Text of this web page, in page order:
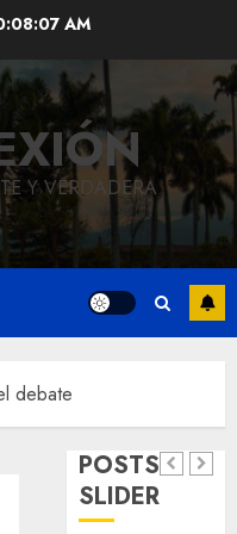
AM
Y VERDADERA.
debate
POSTS
SLIDER
Local
Hoy
el 129
natalicio
de Don
Antonio